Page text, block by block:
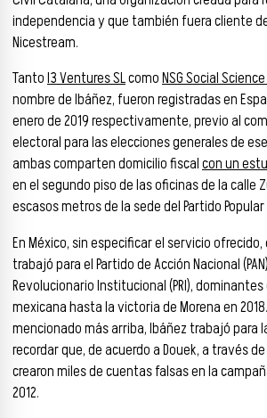
independencia y que también fuera cliente
Nicestream.
TantoI3 Ventures SLcomoNSG Social
nombre de Ibáñez, fueron registradas en
enero de 2019 respectivamente, previo al
electoral para las elecciones generales de
ambas comparten domicilio fiscalcon un
en el segundo piso de las oficinas de la calle
escasos metros de la sede del Partido
En México, sin especificar el servicio
trabajó para el Partido de Acción Nacional
Revolucionario Institucional (PRI),
mexicana hasta la victoria de Morena en
mencionado más arriba, Ibáñez trabajó para
recordar que, de acuerdo a Douek, a través
crearon miles de cuentas falsas en la
2012.